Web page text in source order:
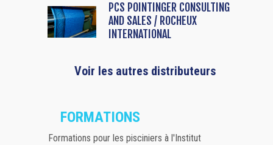
PCS POINTINGER CONSULTING
AND SALES / ROCHEUX
INTERNATIONAL
Voir les autres distributeurs
FORMATIONS
Formations pour les pisciniers à l'Institut